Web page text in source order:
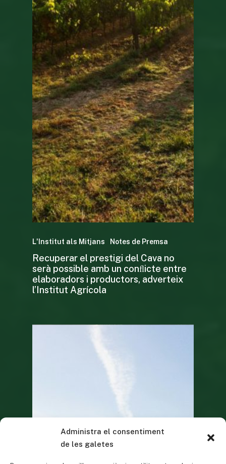
Administra el consentiment
de les galetes
L'Institut als Mitjans Notes de Premsa
Recuperar el prestigi del Cava no
serà possible amb un conﬂicte entre
elaboradors i productors, adverteix
l’Institut Agrícola